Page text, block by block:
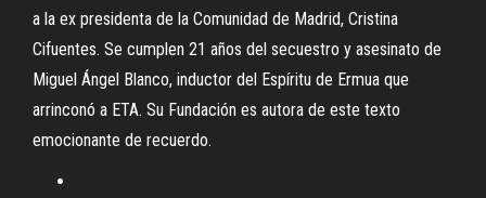
a la ex presidenta de la Comunidad de Madrid, Cristina
Cifuentes. Se cumplen 21 años del secuestro y asesinato de
Miguel Ángel Blanco, inductor del Espíritu de Ermua que
arrinconó a ETA. Su Fundación es autora de este texto
emocionante de recuerdo.